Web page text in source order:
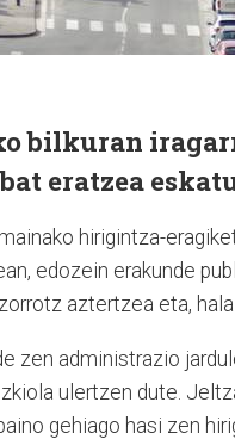
bilkuran
eratzea
hirigintza-
edozein erakunde
aztertzea eta,
zen administrazio
ulertzen dute.
gehiago hasi zen